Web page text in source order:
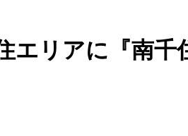
エリアに『南千